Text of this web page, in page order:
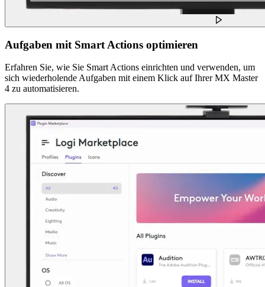
Aufgaben mit Smart Actions optimieren
Erfahren Sie, wie Sie Smart Actions einrichten und verwenden, um
sich wiederholende Aufgaben mit einem Klick auf Ihrer MX Master
4 zu automatisieren.